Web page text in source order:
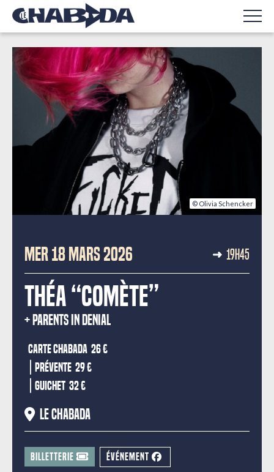
© Olivia Schencker
MER 18 MARS 2026 19H45
THÉA “COMÈTE”
PARENTS IN DENIAL
Carte Chabada 26 €
Prévente 29 €
Guichet 32 €
Le Chabada
BILLETTERIE ÉVÉNEMENT